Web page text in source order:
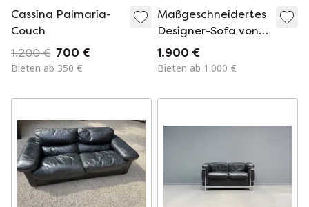
Cassina Palmaria-
Couch
1.200 € 700 €
Bieten ab 350 €
Maßgeschneidertes
Designer-Sofa von
Harvink Armslag
1.900 €
Bieten ab 1.000 €